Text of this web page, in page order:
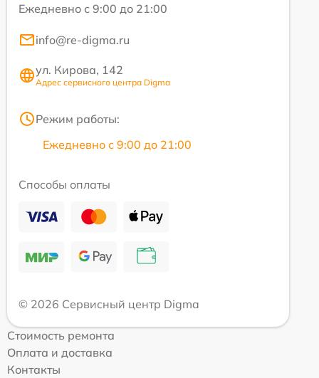
Ежедневно с 9:00 до 21:00
info@re-digma.ru
ул. Кирова, 142
Адрес сервисного центра Digma
Режим работы:
Ежедневно с 9:00 до 21:00
Способы оплаты
© 2026 Сервисный центр Digma
Стоимость ремонта
Оплата и доставка
Контакты